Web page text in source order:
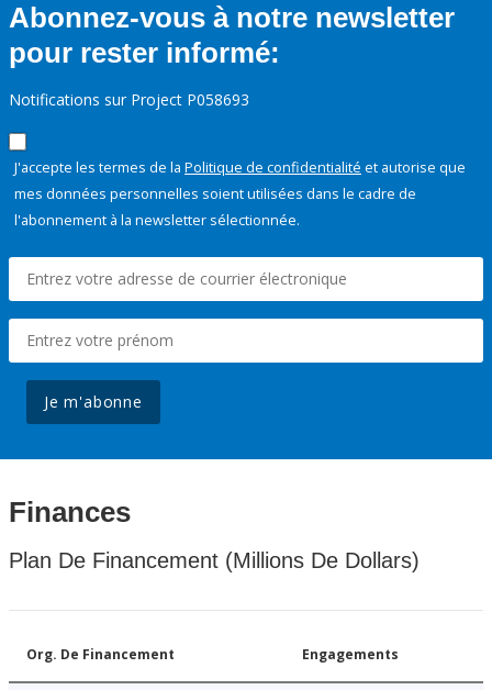
Abonnez-vous à notre newsletter
pour rester informé:
Notifications sur Project P058693
J'accepte les termes de la Politique de confidentialité et autorise que
mes données personnelles soient utilisées dans le cadre de
l'abonnement à la newsletter sélectionnée.
Je m'abonne
Finances
Plan De Financement (Millions De Dollars)
Org. De Financement Engagements